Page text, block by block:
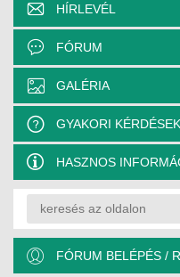
HÍRLEVÉL
FÓRUM
GALÉRIA
GYAKORI KÉRDÉSEK
HASZNOS
FÓRUM BELÉPÉS /